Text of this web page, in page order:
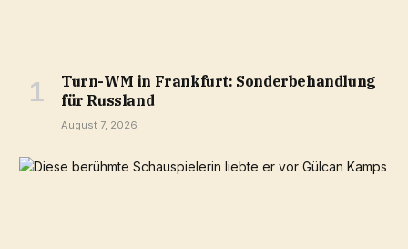
Turn-WM in Frankfurt: Sonderbehandlung
für Russland
August 7, 2026